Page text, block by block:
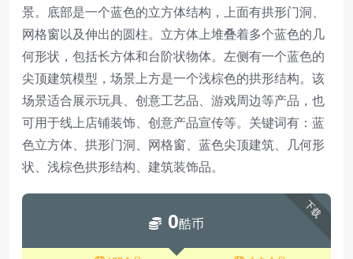
景。底部是一个蓝色的立方体结构，上面有拱形门洞、
网格窗以及伸出的圆柱。立方体上堆叠着多个蓝色的几
何形状，包括长方体和台阶状物体。左侧有一个蓝色的
尖顶建筑模型，场景上方是一个浅棕色的拱形结构。该
场景适合展示玩具、创意工艺品、游戏周边等产品，也
可用于线上店铺装饰、创意产品宣传等。关键词有：蓝
色立方体、拱形门洞、网格窗、蓝色尖顶建筑、几何形
状、浅棕色拱形结构、建筑装饰品。
下载
0酷币